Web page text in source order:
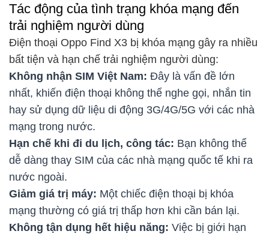
Tác động của tình trạng khóa mạng đến
trải nghiệm người dùng
Điện thoại Oppo Find X3 bị khóa mạng gây ra nhiều
bất tiện và hạn chế trải nghiệm người dùng:
Không nhận SIM Việt Nam: Đây là vấn đề lớn
nhất, khiến điện thoại không thể nghe gọi, nhắn tin
hay sử dụng dữ liệu di động 3G/4G/5G với các nhà
mạng trong nước.
Hạn chế khi đi du lịch, công tác: Bạn không thể
dễ dàng thay SIM của các nhà mạng quốc tế khi ra
nước ngoài.
Giảm giá trị máy: Một chiếc điện thoại bị khóa
mạng thường có giá trị thấp hơn khi cần bán lại.
Không tận dụng hết hiệu năng: Việc bị giới hạn